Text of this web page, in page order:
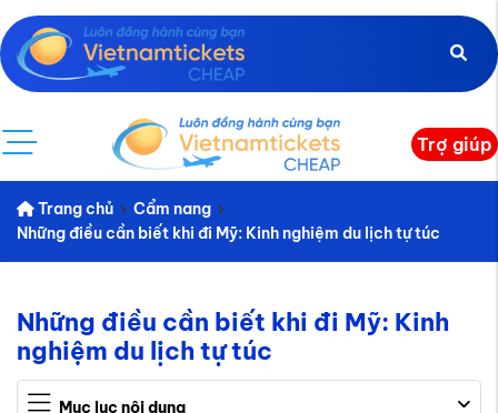
Trợ giúp
Trang chủ
Cẩm nang
Những điều cần biết khi đi Mỹ: Kinh nghiệm du lịch tự túc
Những điều cần biết khi đi Mỹ: Kinh
nghiệm du lịch tự túc
Mục lục nội dung